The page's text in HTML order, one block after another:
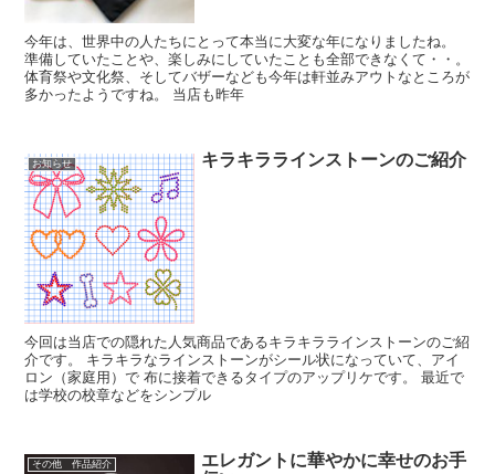
今年は、世界中の人たちにとって本当に大変な年になりましたね。
準備していたことや、楽しみにしていたことも全部できなくて・・。
体育祭や文化祭、そしてバザーなども今年は軒並みアウトなところが
多かったようですね。 当店も昨年
お知らせ キラキララインストーンのご紹介
今回は当店での隠れた人気商品であるキラキララインストーンのご紹
介です。 キラキラなラインストーンがシール状になっていて、アイ
ロン（家庭用）で 布に接着できるタイプのアップリケです。 最近で
は学校の校章などをシンプル
その他 作品紹介
エレガントに華やかに幸せのお手